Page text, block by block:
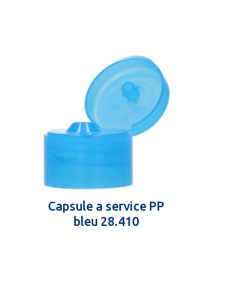
Capsule a service PP
bleu 28.410